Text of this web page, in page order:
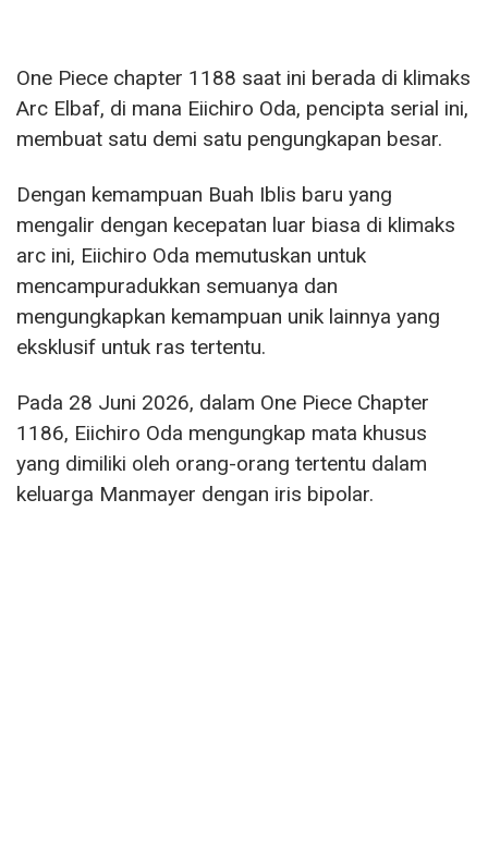
One Piece chapter 1188 saat ini berada di klimaks
Arc Elbaf, di mana Eiichiro Oda, pencipta serial ini,
membuat satu demi satu pengungkapan besar.
Dengan kemampuan Buah Iblis baru yang
mengalir dengan kecepatan luar biasa di klimaks
arc ini, Eiichiro Oda memutuskan untuk
mencampuradukkan semuanya dan
mengungkapkan kemampuan unik lainnya yang
eksklusif untuk ras tertentu.
Pada 28 Juni 2026, dalam One Piece Chapter
1186, Eiichiro Oda mengungkap mata khusus
yang dimiliki oleh orang-orang tertentu dalam
keluarga Manmayer dengan iris bipolar.